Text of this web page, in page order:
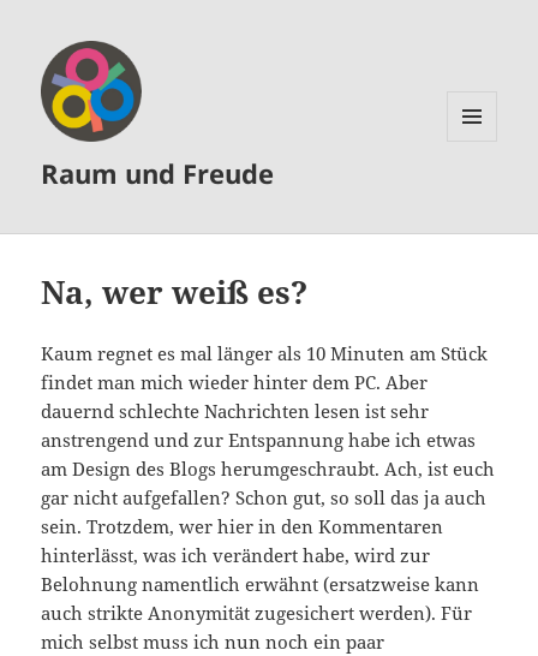
Raum und Freude
Na, wer weiß es?
Kaum regnet es mal länger als 10 Minuten am Stück
findet man mich wieder hinter dem PC. Aber
dauernd schlechte Nachrichten lesen ist sehr
anstrengend und zur Entspannung habe ich etwas
am Design des Blogs herumgeschraubt. Ach, ist euch
gar nicht aufgefallen? Schon gut, so soll das ja auch
sein. Trotzdem, wer hier in den Kommentaren
hinterlässt, was ich verändert habe, wird zur
Belohnung namentlich erwähnt (ersatzweise kann
auch strikte Anonymität zugesichert werden). Für
mich selbst muss ich nun noch ein paar